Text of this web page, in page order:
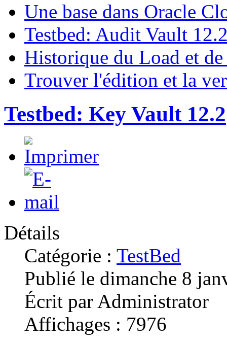
Une base dans Oracle
Testbed: Audit Vault
Historique du Load et
Trouver l'édition et la
Testbed: Key Vault 12.2
Détails
Catégorie : TestBed
Publié le dimanche 8
Écrit par Administrator
Affichages : 7976